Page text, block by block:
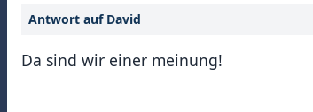
Antwort auf David
Da sind wir einer meinung!